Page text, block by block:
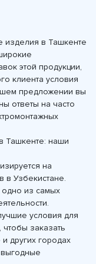
изделия в Ташкенте
этой продукции,
клиента условия
предложении вы
ответы на часто
Ташкенте: наши
на
в Узбекистане.
из самых
условия для
заказать
других городах